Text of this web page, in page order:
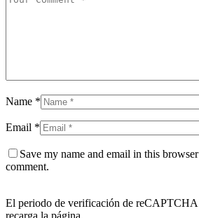
Name *
Email *
Save my name and email in this
comment.
El periodo de verificación de reCAPTCHA
recarga la página.